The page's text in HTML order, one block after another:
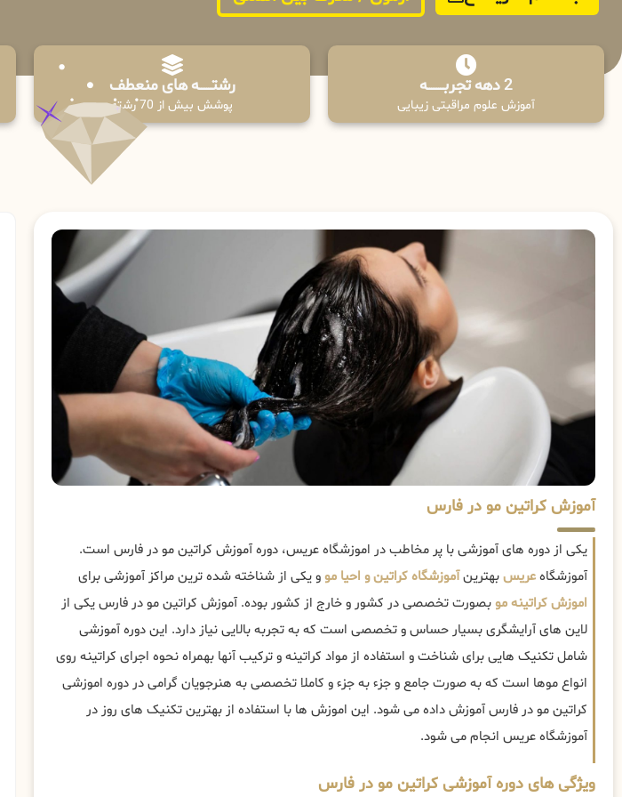
2 دهه تجربـــــــــه
آموزش علوم مراقبتی زیبایی
رشتـــــــه های منعطف
پوشش بیش از 70 رشته
آموزش کراتین مو در فارس
یکی از دوره های آموزشی با پر مخاطب در اموزشگاه عریس، دوره آموزش کراتین مو در فارس است.
آموزشگاهعریسبهترینآموزشگاه کراتین و احیا موو یکی از شناخته شده ترین مراکز آموزشی برای
اموزش کراتینه موبصورت تخصصی در کشور و خارج از کشور بوده. آموزش کراتین مو در فارس یکی از
لاین های آرایشگری بسیار حساس و تخصصی است که به تجربه بالایی نیاز دارد. این دوره آموزشی
شامل تکنیک هایی برای شناخت و استفاده از مواد کراتینه و ترکیب آنها بهمراه نحوه اجرای کراتینه روی
انواع موها است که به صورت جامع و جزء به جزء و کاملا تخصصی به هنرجویان گرامی در دوره اموزشی
کراتین مو در فارس آموزش داده می شود. این اموزش ها با استفاده از بهترین تکنیک های روز در
آموزشگاه عریس انجام می شود.
ویژگی های دوره آموزشی کراتین مو در فارس